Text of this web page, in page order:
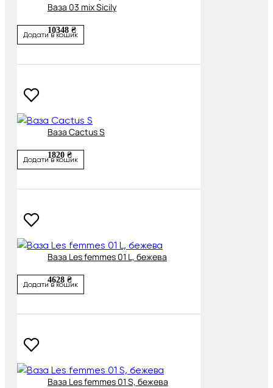
Ваза 03 mix Sicily
10348 ₴
Додати в кошик
Ваза Cactus S
1820 ₴
Додати в кошик
Ваза Les femmes 01 L, бежева
4628 ₴
Додати в кошик
Ваза Les femmes 01 S, бежева